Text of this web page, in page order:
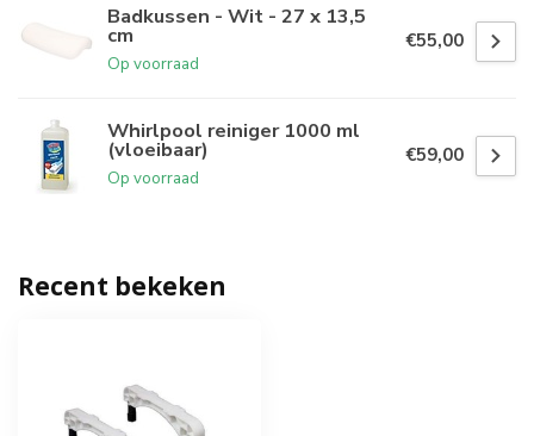
Badkussen - Wit - 27 x 13,5
cm
Op voorraad
€55,00
Whirlpool reiniger 1000 ml
(vloeibaar)
Op voorraad
€59,00
Recent bekeken